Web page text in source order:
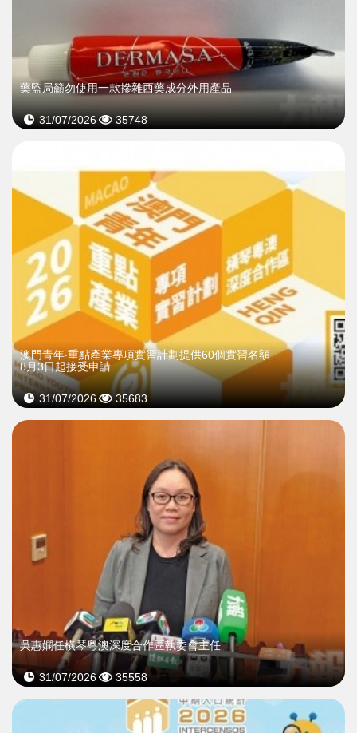
藥監局籲勿使用一款摻雜西藥成分外用產品
31/07/2026 35748
澳門青年‧重點產業專項實習計劃提供60個實習名額
8月3日起接受申請
31/07/2026 35683
吳惠嫻任橫琴粵澳深度合作區執委會主任
31/07/2026 35558